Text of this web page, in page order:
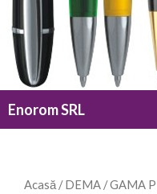
Enorom SRL
Acasă /DEMA /GAMA